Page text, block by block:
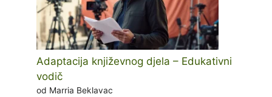
Adaptacija književnog djela – Edukativni
vodič
od Marria Beklavac